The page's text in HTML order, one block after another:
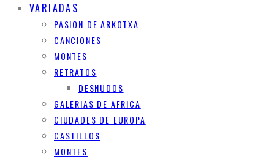
VARIADAS
PASION DE ARKOTXA
CANCIONES
MONTES
RETRATOS
DESNUDOS
GALERIAS DE AFRICA
CIUDADES DE EUROPA
CASTILLOS
MONTES